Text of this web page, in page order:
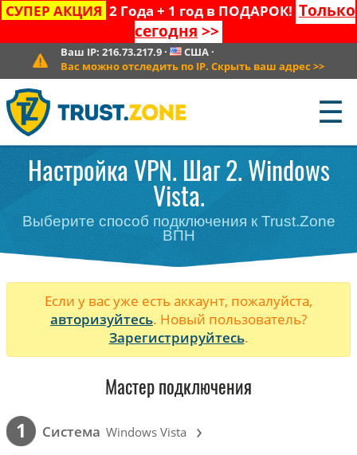
СУПЕР АКЦИЯ 2 Года + 1 год в ПОДАРОК! Только
сегодня >>
Ваш IP: 216.73.217.9· США·
Вас можно отследить по IP. Скрыть ваш адрес >>
☰
Настройка VPN. Шаг 2. Windows
Vista.
Выберите способ подключения к Trust.Zone
ВПН
Если у вас уже есть аккаунт, пожалуйста,
авторизуйтесь. Новый пользователь?
Зарегистрируйтесь.
Мастер подключения
1 Cистема Windows Vista ›